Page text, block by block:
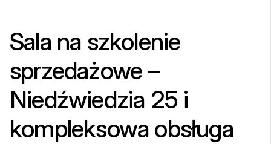
Sala na szkolenie
sprzedażowe –
Niedźwiedzia 25 i
kompleksowa obsługa